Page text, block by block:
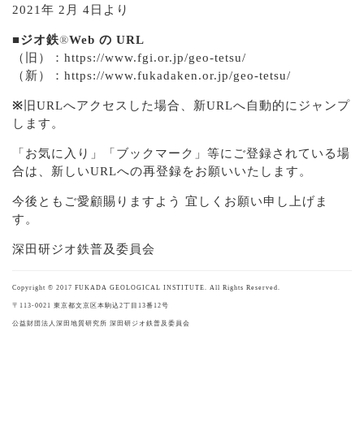
2021年 2月 4日より
■ジオ鉄®Web の URL
（旧）：https://www.fgi.or.jp/geo-tetsu/
（新）：https://www.fukadaken.or.jp/geo-tetsu/
※ 旧URLへアクセスした場合、新URLへ自動的にジャンプ
します。
「お気に入り」「ブックマーク」等にご登録されている場
合は、新しいURLへの再登録をお願いいたします。
今後ともご愛顧賜りますよう 宜しくお願い申し上げま
す。
深田研ジオ鉄普及委員会
Copyright © 2017 FUKADA GEOLOGICAL INSTITUTE. All Rights Reserved.
〒113-0021 東京都文京区本駒込2丁目13番12号
公益財団法人深田地質研究所 深田研ジオ鉄普及委員会